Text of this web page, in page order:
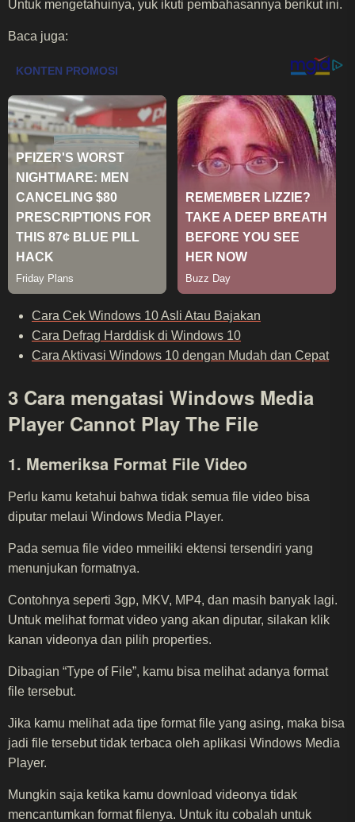
Untuk mengetahuinya, yuk ikuti pembahasannya berikut ini.
Baca juga:
Cara Cek Windows 10 Asli Atau Bajakan
Cara Defrag Harddisk di Windows 10
Cara Aktivasi Windows 10 dengan Mudah dan Cepat
3 Cara mengatasi Windows Media
Player Cannot Play The File
1. Memeriksa Format File Video
Perlu kamu ketahui bahwa tidak semua file video bisa
diputar melaui Windows Media Player.
Pada semua file video mmeiliki ektensi tersendiri yang
menunjukan formatnya.
Contohnya seperti 3gp, MKV, MP4, dan masih banyak lagi.
Untuk melihat format video yang akan diputar, silakan klik
kanan videonya dan pilih properties.
Dibagian “Type of File”, kamu bisa melihat adanya format
file tersebut.
Jika kamu melihat ada tipe format file yang asing, maka bisa
jadi file tersebut tidak terbaca oleh aplikasi Windows Media
Player.
Mungkin saja ketika kamu download videonya tidak
mencantumkan format filenya. Untuk itu cobalah untuk